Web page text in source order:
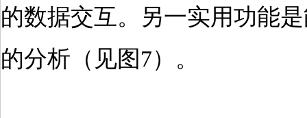
的数据交互。另一实用功能
的分析（见图7）。